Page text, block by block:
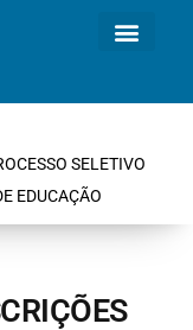
SELETIVO
EDUCAÇÃO